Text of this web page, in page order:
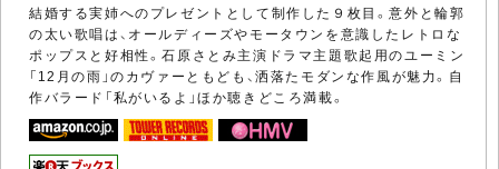
結婚する実姉へのプレゼントとして制作した９枚目。意外と輪郭
の太い歌唱は、オールディーズやモータウンを意識したレトロな
ポップスと好相性。石原さとみ主演ドラマ主題歌起用のユーミン
「12月の雨」のカヴァーともども、洒落たモダンな作風が魅力。自
作バラード「私がいるよ」ほか聴きどころ満載。